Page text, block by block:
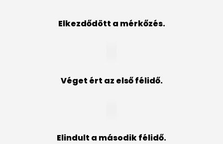
Elkezdődött a mérkőzés.
Véget ért az első félidő.
Elindult a második félidő.